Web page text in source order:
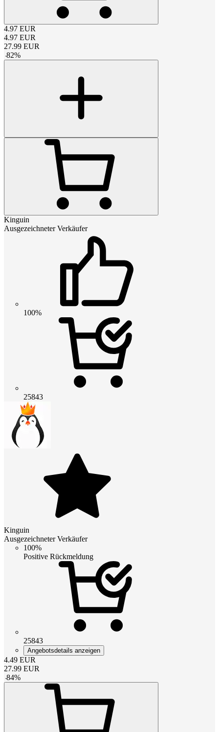
4.97 EUR
4.97 EUR
27.99 EUR
-82%
Kinguin
Ausgezeichneter Verkäufer
100%
25843
Kinguin
Ausgezeichneter Verkäufer
100%
Positive Rückmeldung
25843
Angebotsdetails anzeigen
4.49 EUR
27.99 EUR
-84%